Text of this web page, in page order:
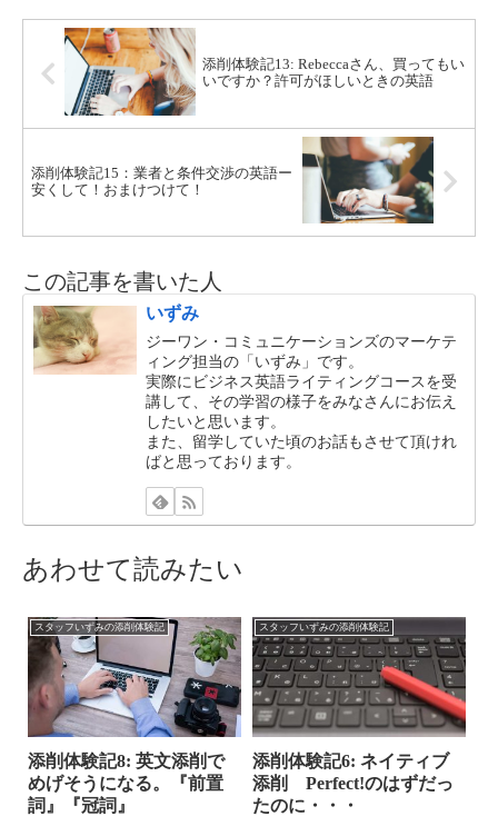
添削体験記13: Rebeccaさん、買ってもい
いですか？許可がほしいときの英語
添削体験記15：業者と条件交渉の英語ー
安くして！おまけつけて！
この記事を書いた人
いずみ
ジーワン・コミュニケーションズのマーケテ
ィング担当の「いずみ」です。
実際にビジネス英語ライティングコースを受
講して、その学習の様子をみなさんにお伝え
したいと思います。
また、留学していた頃のお話もさせて頂けれ
ばと思っております。
あわせて読みたい
スタッフいずみの添削体験記
添削体験記8: 英文添削で
めげそうになる。『前置
詞』『冠詞』
スタッフいずみの添削体験記
添削体験記6: ネイティブ
添削 Perfect!のはずだっ
たのに・・・